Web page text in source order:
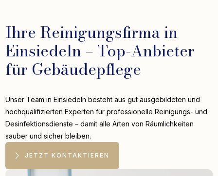
Ihre Reinigungsfirma in
Einsiedeln – Top-Anbieter
für Gebäudepflege
Unser Team in Einsiedeln besteht aus gut ausgebildeten und
hochqualifizierten Experten für professionelle Reinigungs- und
Desinfektionsdienste – damit alle Arten von Räumlichkeiten
sauber und sicher bleiben.
JETZT KONTAKTIEREN